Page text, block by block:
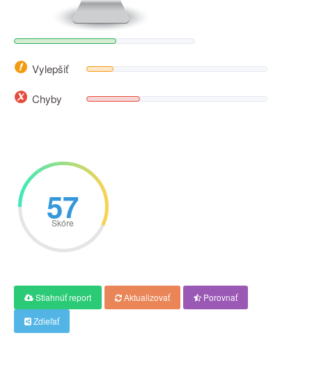
Vylepšiť
Chyby
57
Skóre
Stiahnúť report Aktualizovať
Porovnať
Zdieľať